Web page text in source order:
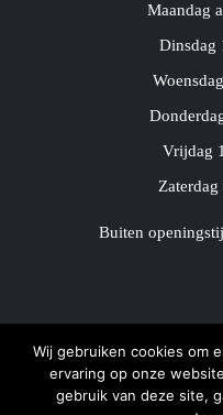
Maandag
Dinsdag
Vrijdag
Buiten
Copyright 2021
Wij gebruiken cookies om
ervaring op onze
gebruik van deze site,